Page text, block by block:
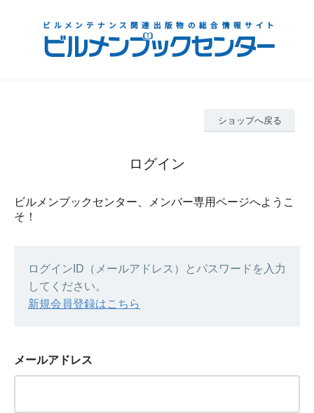
ショップへ戻る
ログイン
ビルメンブックセンター、メンバー専用ページへようこ
そ！
ログインID（メールアドレス）とパスワードを入力
してください。
新規会員登録はこちら
メールアドレス